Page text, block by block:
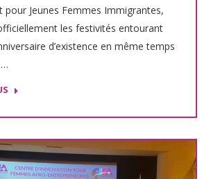
pour Jeunes Femmes Immigrantes,
les festivités entourant
d’existence en même temps